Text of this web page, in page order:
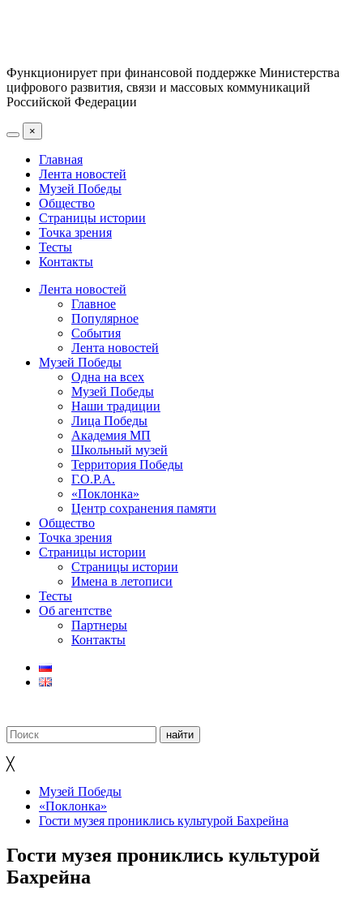
Функционирует при финансовой поддержке Министерства
цифрового развития, связи и массовых коммуникаций
Российской Федерации
×
Главная
Лента новостей
Музей Победы
Общество
Страницы истории
Точка зрения
Тесты
Контакты
Лента новостей
Главное
Популярное
События
Лента новостей
Музей Победы
Одна на всех
Музей Победы
Наши традиции
Лица Победы
Академия МП
Школьный музей
Территория Победы
Г.О.Р.А.
«Поклонка»
Центр сохранения памяти
Общество
Точка зрения
Страницы истории
Страницы истории
Имена в летописи
Тесты
Об агентстве
Партнеры
Контакты
╳
Музей Победы
«Поклонка»
Гости музея прониклись культурой Бахрейна
Гости музея прониклись культурой
Бахрейна